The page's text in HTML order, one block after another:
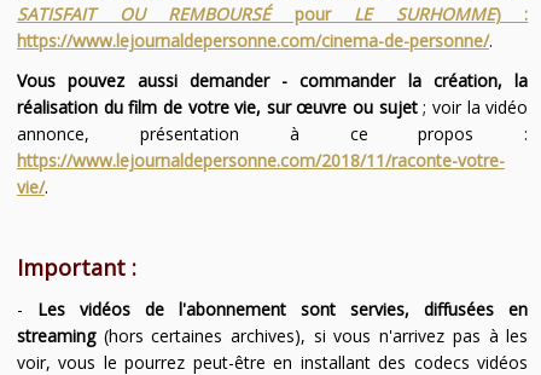
SATISFAIT OU REMBOURSÉpour LE SURHOMME) :
https://www.lejournaldepersonne.com/cinema-de-personne/.
Vous pouvez aussi demander - commander la création, la
réalisation du film de votre vie, sur œuvre ou sujet; voir la vidéo
annonce, présentation à ce propos :
https://www.lejournaldepersonne.com/2018/11/raconte-votre-
vie/.
Important :
- Les vidéos de l'abonnement sont servies, diffusées en
streaming(hors certaines archives), si vous n'arrivez pas à les
voir, vous le pourrez peut-être en installant des codecs vidéos